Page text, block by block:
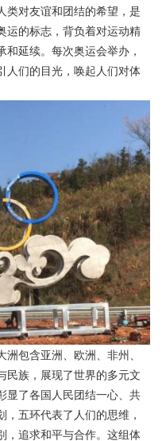
类对友谊和团结的希望，是
运的标志，背负着对运动精
延续。每次奥运会举办，
人们的目光，唤起人们对体
包含亚洲、欧洲、非州、
民族，展现了世界的多元文
显了各国人民团结一心、共
五环代表了人们的思维，
，追求和平与合作。这组体